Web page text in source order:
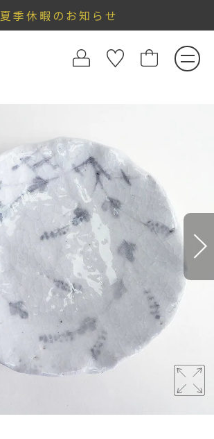
夏季休暇のお知らせ